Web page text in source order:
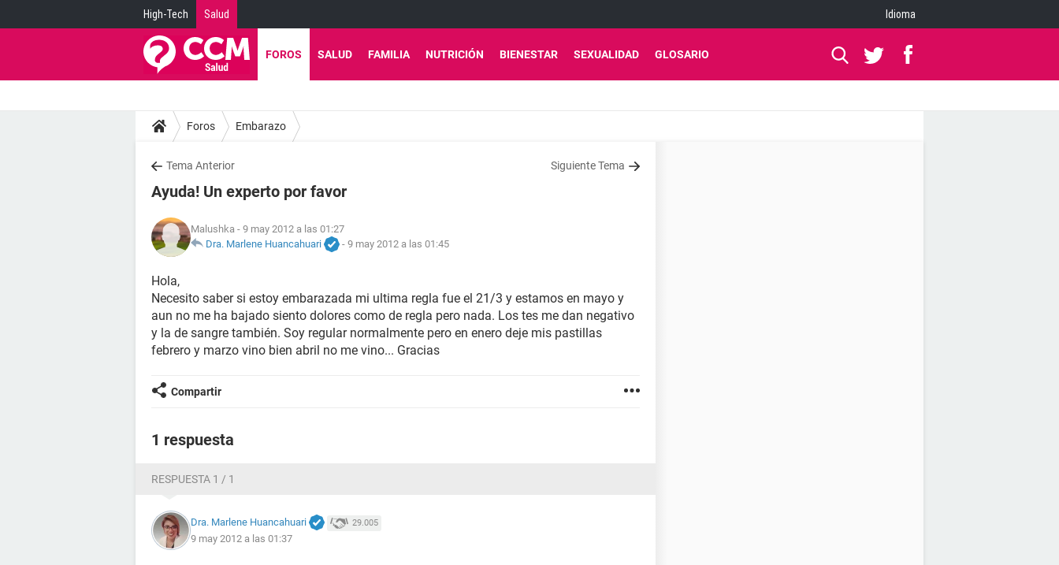
High-Tech Salud Idioma
FOROS SALUD FAMILIA NUTRICIÓN BIENESTAR SEXUALIDAD GLOSARIO
Foros Embarazo
Tema Anterior Siguiente Tema
Ayuda! Un experto por favor
Malushka - 9 may 2012 a las 01:27
Dra. Marlene Huancahuari
- 9 may 2012 a las 01:45
Hola,
Necesito saber si estoy embarazada mi ultima regla fue el 21/3 y estamos en mayo y
aun no me ha bajado siento dolores como de regla pero nada. Los tes me dan negativo
y la de sangre también. Soy regular normalmente pero en enero deje mis pastillas
febrero y marzo vino bien abril no me vino... Gracias
Compartir
1 respuesta
RESPUESTA 1 / 1
Dra. Marlene Huancahuari 29.005
9 may 2012 a las 01:37